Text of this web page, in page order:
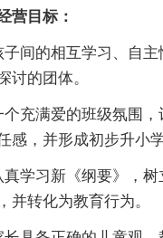
目标：
的相互学习、自主
讨的团体。
满爱的班级氛围，
感，并形成初步升小
习新《纲要》，树
并转化为教育行为。